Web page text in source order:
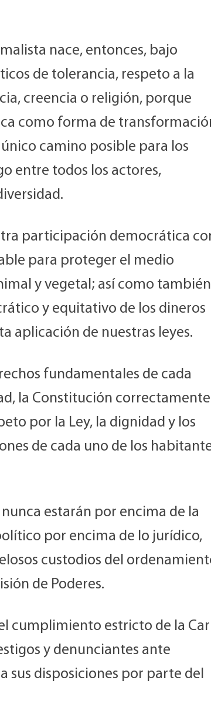
nace, entonces, bajo
de tolerancia, respeto a la
creencia o religión, porque
como forma de
camino posible para los
entre todos los actores,
participación democrática
para proteger el medio
y vegetal; así como
y equitativo de los dineros
aplicación de nuestras leyes.
fundamentales de cada
la Constitución correctamente
por la Ley, la dignidad y los
de cada uno de los
estarán por encima de la
por encima de lo jurídico,
custodios del
de Poderes.
cumplimiento estricto de la
y denunciantes ante
sus disposiciones por parte del